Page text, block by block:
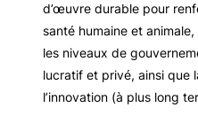
d’œuvre durable pour
santé humaine et
les niveaux de
lucratif et privé, ainsi que
l’innovation (à plus long